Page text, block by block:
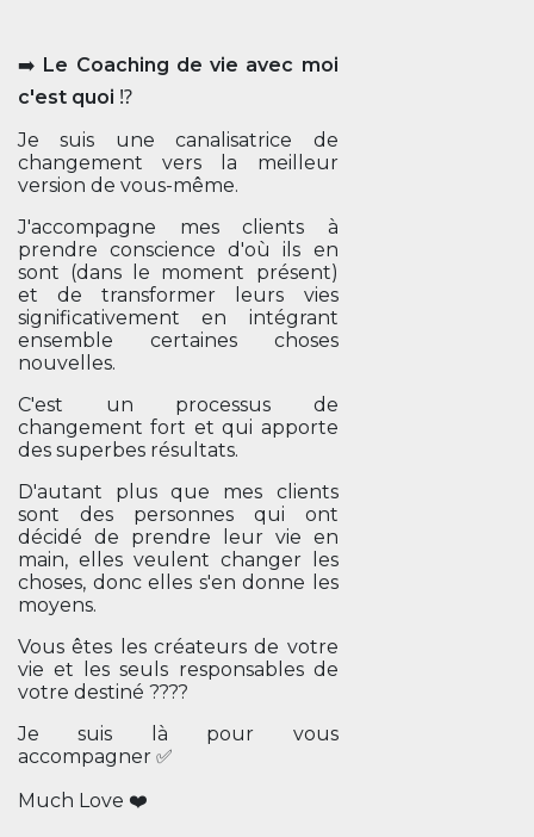
➡️ Le Coaching de vie avec moi
c'est quoi ⁉️
Je suis une canalisatrice de
changement vers la meilleur
version de vous-même.
J'accompagne mes clients à
prendre conscience d'où ils en
sont (dans le moment présent)
et de transformer leurs vies
significativement en intégrant
ensemble certaines choses
nouvelles.
C'est un processus de
changement fort et qui apporte
des superbes résultats.
D'autant plus que mes clients
sont des personnes qui ont
décidé de prendre leur vie en
main, elles veulent changer les
choses, donc elles s'en donne les
moyens.
Vous êtes les créateurs de votre
vie et les seuls responsables de
votre destiné ????
Je suis là pour vous
accompagner ✅
Much Love ❤️